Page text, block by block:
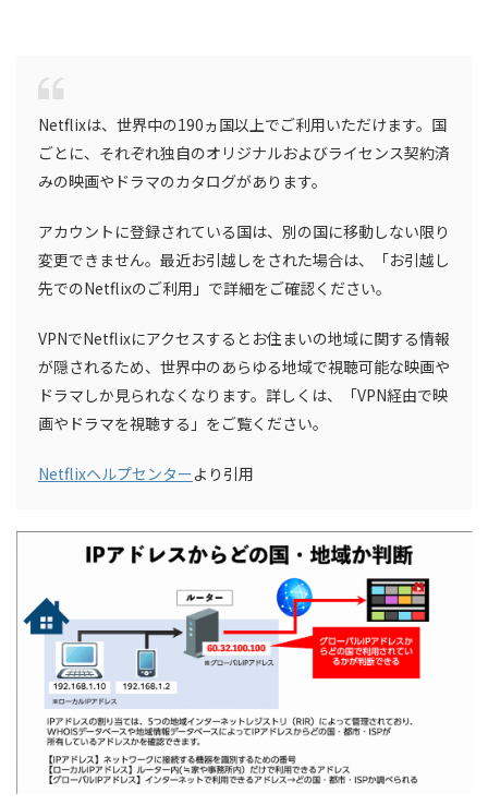
Netflixは、世界中の190ヵ国以上でご利用いただけます。 国
ごとに、それぞれ独自のオリジナルおよびライセンス契約済
みの映画やドラマのカタログがあります。
アカウントに登録されている国は、別の国に移動しない限り
変更できません。最近お引越しをされた場合は、「お引越し
先でのNetflixのご利用」で詳細をご確認ください。
VPNでNetflixにアクセスするとお住まいの地域に関する情報
が隠されるため、世界中のあらゆる地域で視聴可能な映画や
ドラマしか見られなくなります。詳しくは、「VPN経由で映
画やドラマを視聴する」をご覧ください。
Netflixヘルプセンターより引用